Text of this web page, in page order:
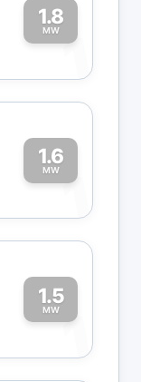
1.8
MW1
1.6
MW1
1.5
MW1